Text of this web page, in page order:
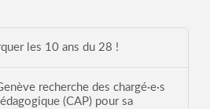
les 10 ans du 28 !
recherche des chargé·e·s
(CAP) pour sa